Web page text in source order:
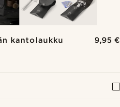
kantolaukku 9,95 €